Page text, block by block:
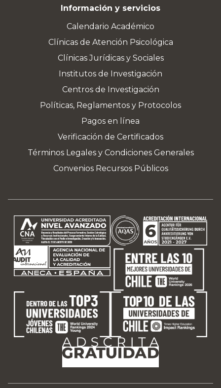
Información y servicios
Calendario Académico
Clínicas de Atención Psicológica
Clínicas Jurídicas y Sociales
Institutos de Investigación
Centros de Investigación
Políticas, Reglamentos y Protocolos
Pagos en línea
Verificación de Certificados
Términos Legales y Condiciones Generales
Convenios Recursos Públicos